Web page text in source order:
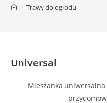
> Trawy do ogrodu
Universal
Mieszanka